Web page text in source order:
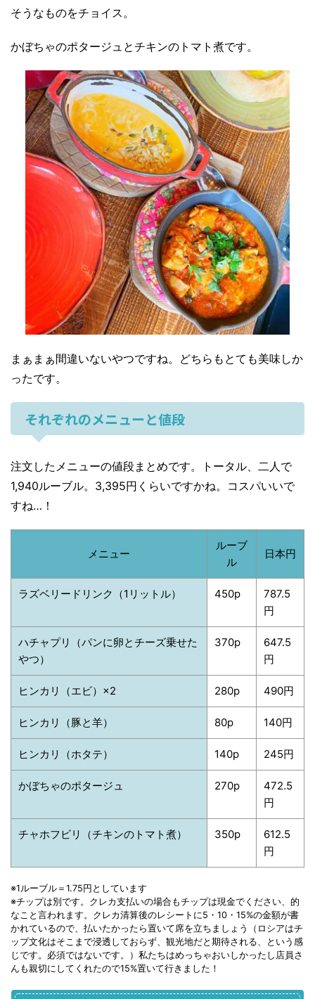
そうなものをチョイス。
かぼちゃのポタージュとチキンのトマト煮です。
まぁまぁ間違いないやつですね。どちらもとても美味しか
ったです。
それぞれのメニューと値段
注文したメニューの値段まとめです。トータル、二人で
1,940ルーブル。3,395円くらいですかね。コスパいいで
すね…！
メニュー
ルーブ
ル
日本円
ラズベリードリンク（1リットル） 450p
787.5
円
ハチャプリ（パンに卵とチーズ乗せた
やつ）
370p
647.5
円
ヒンカリ（エビ）×2 280p 490円
ヒンカリ（豚と羊） 80p 140円
ヒンカリ（ホタテ） 140p 245円
かぼちゃのポタージュ 270p
472.5
円
チャホフビリ（チキンのトマト煮） 350p
612.5
円
※1ルーブル＝1.75円としています
※チップは別です。クレカ支払いの場合もチップは現金でください、的
なこと言われます。クレカ清算後のレシートに5・10・15%の金額が書
かれているので、払いたかったら置いて席を立ちましょう（ロシアはチ
ップ文化はそこまで浸透しておらず、観光地だと期待される、という感
じです。必須ではないです。）私たちはめっちゃおいしかったし店員さ
んも親切にしてくれたので15%置いて行きました！